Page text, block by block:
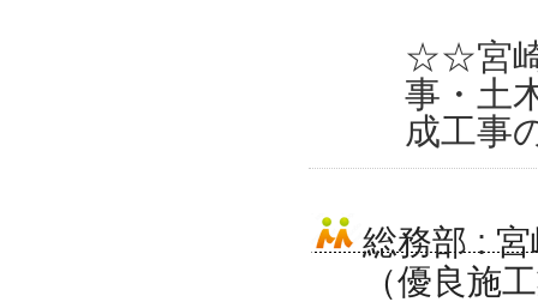
☆☆宮崎
事・土
成工事
総務部 :
（優良施